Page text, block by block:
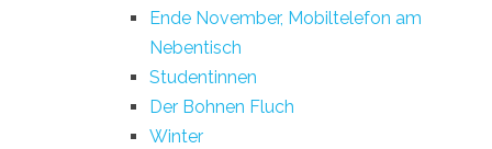
Ende November, Mobiltelefon am
Nebentisch
Studentinnen
Der Bohnen Fluch
Winter